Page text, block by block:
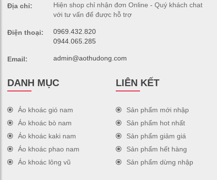
Địa chỉ:
Hiện shop chỉ nhận đơn Online - Quý khách chat
với tư vấn để được hỗ trợ
Điện thoại:
0969.432.820
0944.065.285
Email: admin@aothudong.com
DANH MỤC
Áo khoác gió nam
Áo khoác bò nam
Áo khoác kaki nam
Áo khoác phao nam
Áo khoác lông vũ
LIÊN KẾT
Sản phẩm mới nhập
Sản phẩm hot nhất
Sản phẩm giảm giá
Sản phẩm hết hàng
Sản phẩm dừng nhập